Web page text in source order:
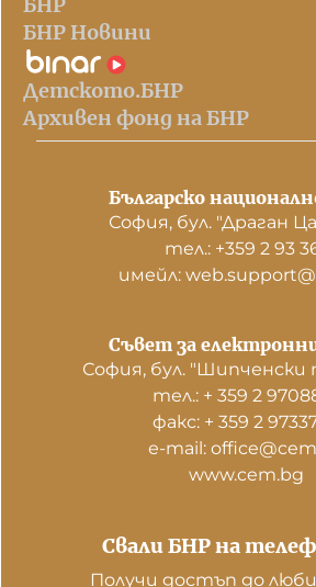
БНР Новини
Детското.БНР
Архивен фонд на БНР
Българско
София, бул. "Драган
тел.: +359 2 93
имейл:
Свали БНР на
Получи достъп до
Съвет за
София, бул. "Шипченски
тел.: + 359 2
факс: + 359 2
е-mail:
www.cem.bg